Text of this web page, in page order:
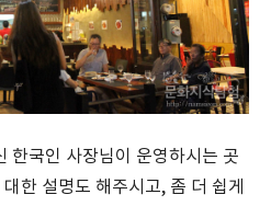
한국인 사장님이 운영하시는 곳
한 설명도 해주시고, 좀 더 쉽게